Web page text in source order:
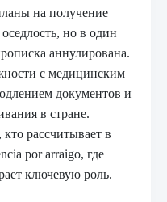
на получение
но в один
аннулирована.
с медицинским
документов и
в стране.
рассчитывает в
por arraigo, где
ключевую роль.